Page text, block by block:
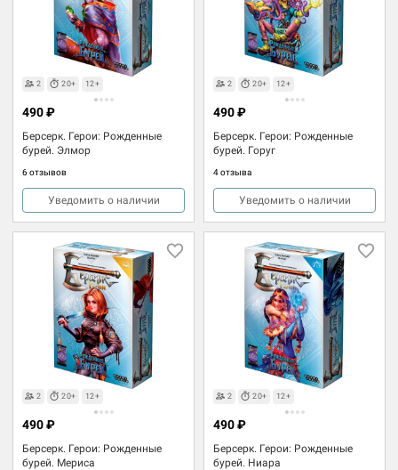
2 20+ 12+
Берсерк. Герои: Рожденные
бурей. Элмор
6 отзывов
490 ₽
Уведомить о наличии
2 20+ 12+
Берсерк. Герои: Рожденные
бурей. Горуг
4 отзыва
490 ₽
Уведомить о наличии
2 20+ 12+
Берсерк. Герои: Рожденные
бурей. Мериса
490 ₽
2 20+ 12+
Берсерк. Герои: Рожденные
бурей. Ниара
490 ₽